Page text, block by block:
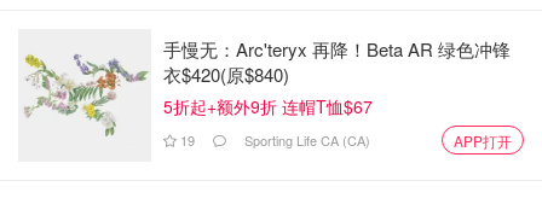
手慢无：Arc'teryx 再降！Beta AR 绿色冲锋
衣$420(原$840)
5折起+额外9折 连帽T恤$67
19 Sporting Life CA (CA) APP打开